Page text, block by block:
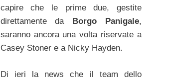
capire che le prime due, gestite
direttamente daBorgo Panigale,
saranno ancora una volta riservate a
Casey Stoner e a Nicky Hayden.
Di ieri la news che il team dello